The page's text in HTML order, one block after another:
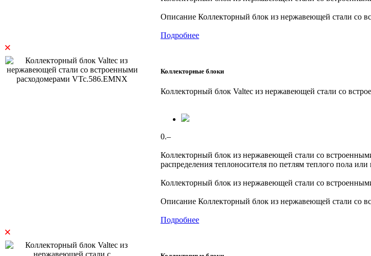
Описание Коллекторный блок из нержавеющей стали со
Подробнее
×
Коллекторные блоки
Коллекторный блок Valtec из нержавеющей стали со
0.–
Коллекторный блок из нержавеющей стали со
распределения теплоносителя по петлям теплого пола
Коллекторный блок из нержавеющей стали со
Описание Коллекторный блок из нержавеющей стали со
Подробнее
×